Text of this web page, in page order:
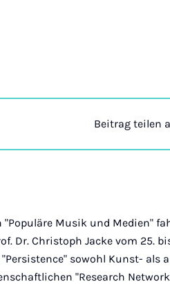
Beitrag teilen
Musik und Medien"
Dr. Christoph Jacke vom 25.
sowohl Kunst- als
"Research